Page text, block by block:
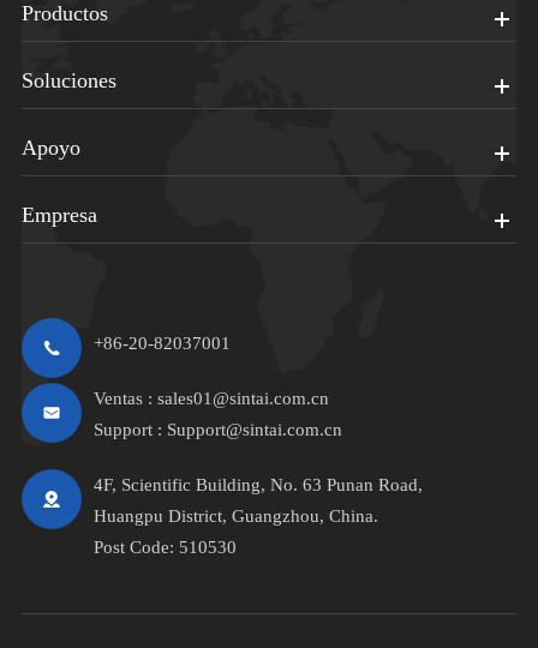
Productos
Soluciones
Apoyo
Empresa
+86-20-82037001
Ventas : sales01@sintai.com.cn
Support : Support@sintai.com.cn
4F, Scientific Building, No. 63 Punan Road,
Huangpu District, Guangzhou, China.
Post Code: 510530